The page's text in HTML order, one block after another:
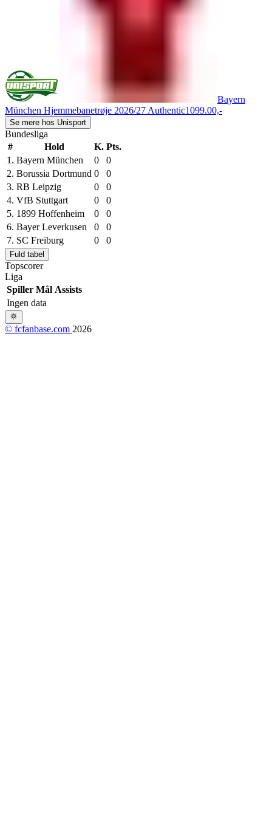
Bayern
München Hjemmebanetrøje 2026/27 Authentic1099.00,-
Se mere hos Unisport
Bundesliga
#
Hold K. Pts.
1. Bayern München 0
0
2. Borussia Dortmund 0
0
3. RB Leipzig 0
0
4. VfB Stuttgart 0
0
5. 1899 Hoffenheim 0
0
6. Bayer Leverkusen 0
0
7. SC Freiburg 0 0
Fuld tabel
Topscorer
Liga
Spiller Mål Assists
Ingen data
© fcfanbase.com 2026